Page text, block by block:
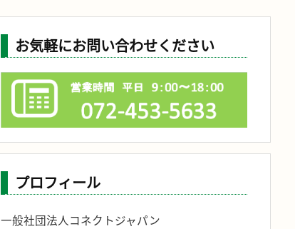
お気軽にお問い合わせください
プロフィール
一般社団法人コネクトジャパン